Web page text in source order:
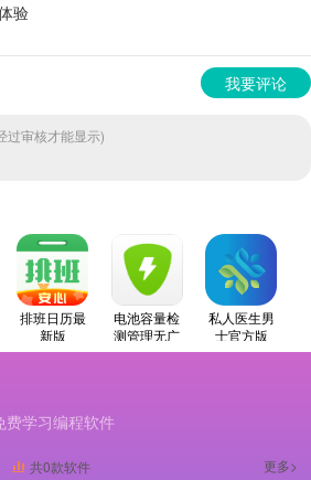
验
我要评论
过审核才能显示)
排班日历最
新版
电池容量检
测管理无广
告版
私人医生男
士官方版
费学习编程软件
共0款软件 更多>